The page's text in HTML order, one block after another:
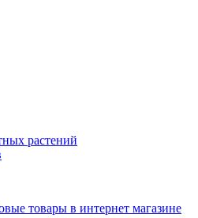
растений
товары в интернет магазине